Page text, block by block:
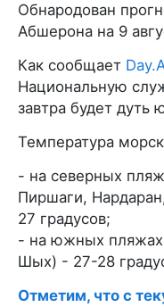
Обнародован
Абшерона на 9
Как сообщает
Национальную
завтра будет дуть
Температура
- на северных
Пиршаги,
27 градусов;
- на южных пляжах
Шых) - 27-28
Отметим, что с